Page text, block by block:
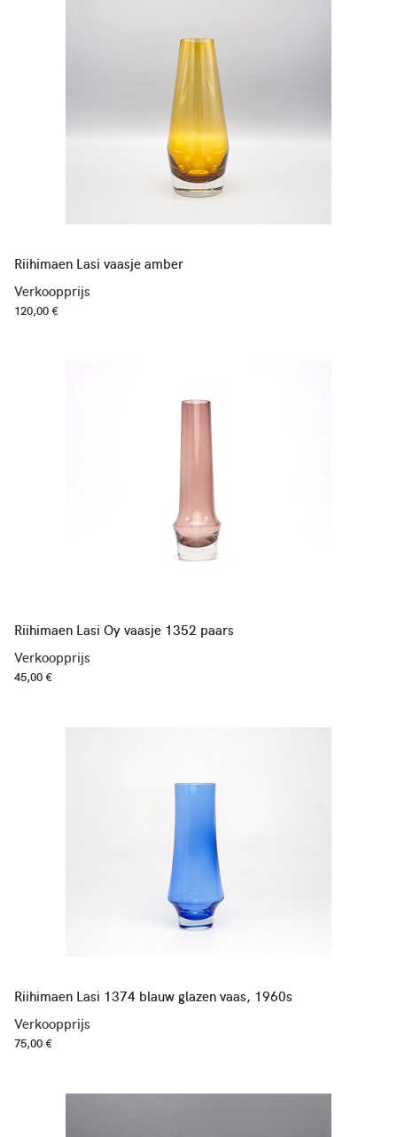
Riihimaen Lasi vaasje amber
Verkoopprijs
120,00 €
Riihimaen Lasi Oy vaasje 1352 paars
Verkoopprijs
45,00 €
Riihimaen Lasi 1374 blauw glazen vaas, 1960s
Verkoopprijs
75,00 €